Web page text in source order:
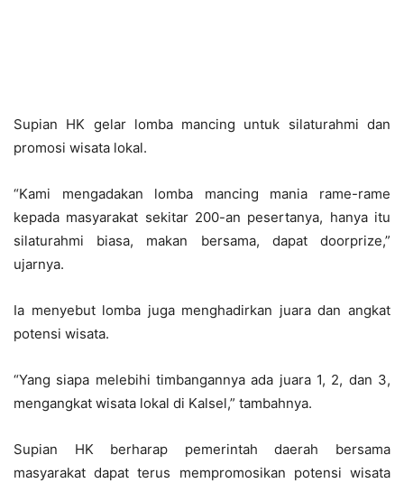
Supian HK gelar lomba mancing untuk silaturahmi dan
promosi wisata lokal.
“Kami mengadakan lomba mancing mania rame-rame
kepada masyarakat sekitar 200-an pesertanya, hanya itu
silaturahmi biasa, makan bersama, dapat doorprize,”
ujarnya.
Ia menyebut lomba juga menghadirkan juara dan angkat
potensi wisata.
“Yang siapa melebihi timbangannya ada juara 1, 2, dan 3,
mengangkat wisata lokal di Kalsel,” tambahnya.
Supian HK berharap pemerintah daerah bersama
masyarakat dapat terus mempromosikan potensi wisata